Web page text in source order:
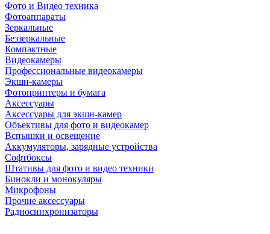
Фото и Видео техника
Фотоаппараты
Зеркальные
Беззеркальные
Компактные
Видеокамеры
Профессиональные видеокамеры
Экшн-камеры
Фотопринтеры и бумага
Аксессуары
Аксессуары для экшн-камер
Объективы для фото и видеокамер
Вспышки и освещение
Аккумуляторы, зарядные устройства
Софтбоксы
Штативы для фото и видео техники
Бинокли и монокуляры
Микрофоны
Прочие аксессуары
Радиосинхронизаторы